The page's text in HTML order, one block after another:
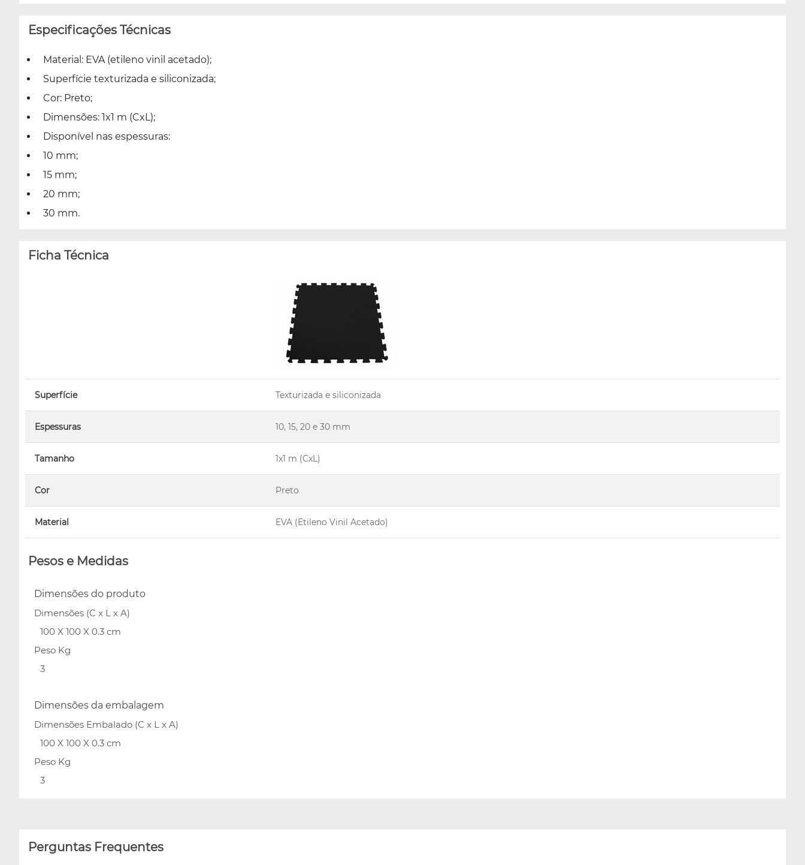
Especificações Técnicas
Material: EVA (etileno vinil acetado);
Superfície texturizada e siliconizada;
Cor: Preto;
Dimensões: 1x1 m (CxL);
Disponível nas espessuras:
10 mm;
15 mm;
20 mm;
30 mm.
Ficha Técnica
Superfície Texturizada e siliconizada
Espessuras 10, 15, 20 e 30 mm
Tamanho 1x1 m (CxL)
Cor Preto
Material EVA (Etileno Vinil Acetado)
Pesos e Medidas
Dimensões do produto
Dimensões (C x L x A)
100 X 100 X 0.3 cm
Peso Kg
3
Dimensões da embalagem
Dimensões Embalado (C x L x A)
100 X 100 X 0.3 cm
Peso Kg
3
Perguntas Frequentes